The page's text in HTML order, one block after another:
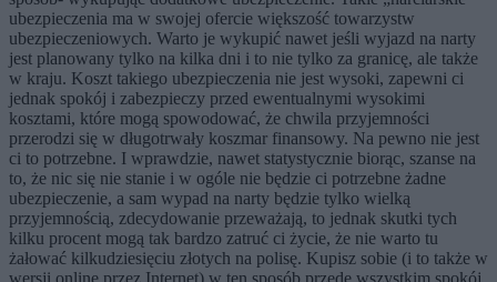
ubezpieczenia ma w swojej ofercie większość towarzystw
ubezpieczeniowych. Warto je wykupić nawet jeśli wyjazd na narty
jest planowany tylko na kilka dni i to nie tylko za granicę, ale także
w kraju. Koszt takiego ubezpieczenia nie jest wysoki, zapewni ci
jednak spokój i zabezpieczy przed ewentualnymi wysokimi
kosztami, które mogą spowodować, że chwila przyjemności
przerodzi się w długotrwały koszmar finansowy. Na pewno nie jest
ci to potrzebne. I wprawdzie, nawet statystycznie biorąc, szanse na
to, że nic się nie stanie i w ogóle nie będzie ci potrzebne żadne
ubezpieczenie, a sam wypad na narty będzie tylko wielką
przyjemnością, zdecydowanie przeważają, to jednak skutki tych
kilku procent mogą tak bardzo zatruć ci życie, że nie warto tu
żałować kilkudziesięciu złotych na polisę. Kupisz sobie (i to także w